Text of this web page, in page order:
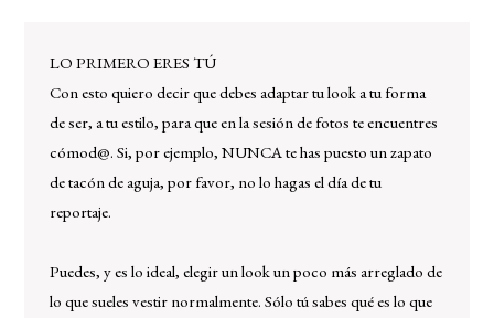
LO PRIMERO ERES TÚ
Con esto quiero decir que debes adaptar tu look a tu forma
de ser, a tu estilo, para que en la sesión de fotos te encuentres
cómod@. Si, por ejemplo, NUNCA te has puesto un zapato
de tacón de aguja, por favor, no lo hagas el día de tu
reportaje.
Puedes, y es lo ideal, elegir un look un poco más arreglado de
lo que sueles vestir normalmente. Sólo tú sabes qué es lo que